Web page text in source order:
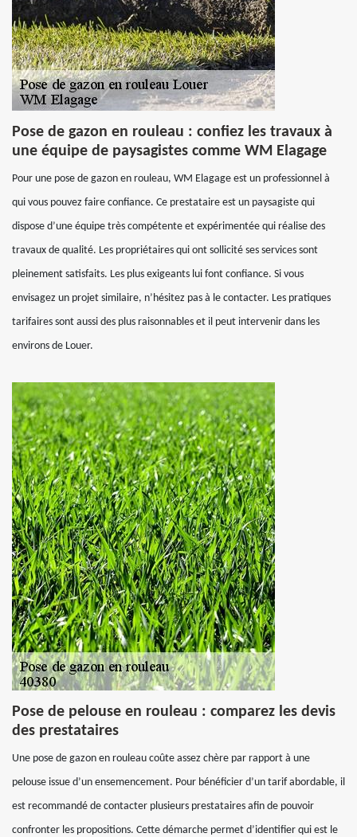
Pose de gazon en rouleau : confiez les travaux à
une équipe de paysagistes comme WM Elagage
Pour une pose de gazon en rouleau, WM Elagage est un professionnel à
qui vous pouvez faire confiance. Ce prestataire est un paysagiste qui
dispose d’une équipe très compétente et expérimentée qui réalise des
travaux de qualité. Les propriétaires qui ont sollicité ses services sont
pleinement satisfaits. Les plus exigeants lui font confiance. Si vous
envisagez un projet similaire, n’hésitez pas à le contacter. Les pratiques
tarifaires sont aussi des plus raisonnables et il peut intervenir dans les
environs de Louer.
Pose de pelouse en rouleau : comparez les devis
des prestataires
Une pose de gazon en rouleau coûte assez chère par rapport à une
pelouse issue d’un ensemencement. Pour bénéficier d’un tarif abordable, il
est recommandé de contacter plusieurs prestataires afin de pouvoir
confronter les propositions. Cette démarche permet d’identifier qui est le